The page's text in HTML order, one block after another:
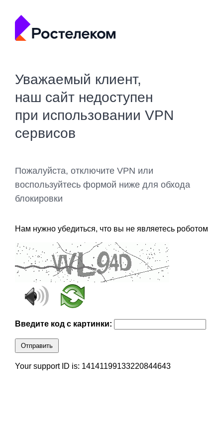
Уважаемый клиент,
наш сайт недоступен
при использовании VPN
сервисов
Пожалуйста, отключите VPN или
воспользуйтесь формой ниже для обхода
блокировки
Нам нужно убедиться, что вы не являетесь роботом
Введите код с картинки:
Отправить
Your support ID is: 14141199133220844643